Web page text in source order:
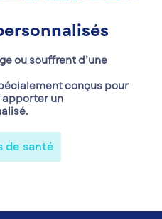
ou souffrent d’une
conçus pour
apporter un
de santé